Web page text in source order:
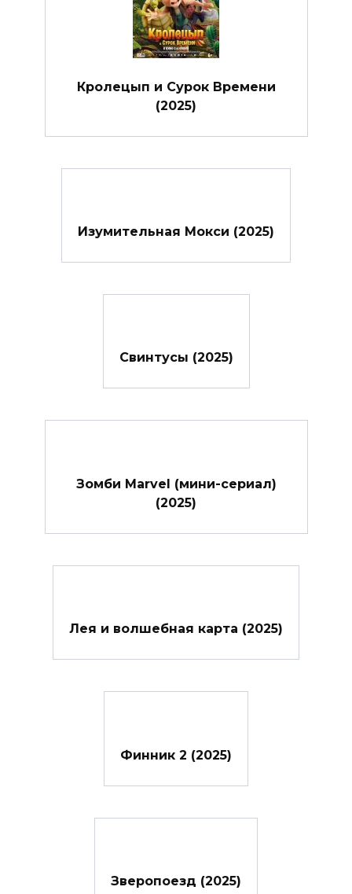
Кролецып и Сурок Времени
(2025)
Изумительная Мокси (2025)
Свинтусы (2025)
Зомби Marvel (мини-сериал)
(2025)
Лея и волшебная карта (2025)
Финник 2 (2025)
Зверопоезд (2025)